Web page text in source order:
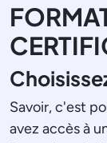
Savoir, c'est
avez accès à